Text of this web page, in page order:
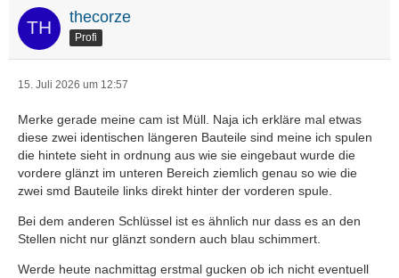
thecorze
Profi
15. Juli 2026 um 12:57
Merke gerade meine cam ist Müll. Naja ich erkläre mal etwas
diese zwei identischen längeren Bauteile sind meine ich spulen
die hintete sieht in ordnung aus wie sie eingebaut wurde die
vordere glänzt im unteren Bereich ziemlich genau so wie die
zwei smd Bauteile links direkt hinter der vorderen spule.
Bei dem anderen Schlüssel ist es ähnlich nur dass es an den
Stellen nicht nur glänzt sondern auch blau schimmert.
Werde heute nachmittag erstmal gucken ob ich nicht eventuell